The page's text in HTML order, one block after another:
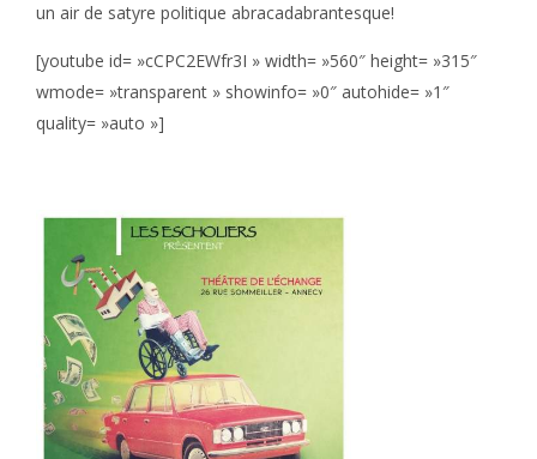
un air de satyre politique abracadabrantesque!
[youtube id= »cCPC2EWfr3I » width= »560″ height= »315″
wmode= »transparent » showinfo= »0″ autohide= »1″
quality= »auto »]